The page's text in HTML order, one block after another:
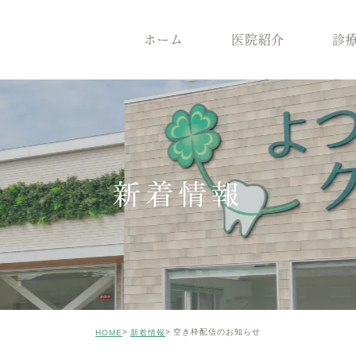
ホーム 医院紹介
院長紹介
医院コンセプト クリニックの特徴
設備機器 症例のご紹介
診
診療案内 一般歯
根管治療 インプ
メンテナンス 審美治
矯正歯科 小児歯
ホワイトニング ICON
親知らずの抜歯
新着情報
HOME 新着情報 空き枠配信のお知らせ